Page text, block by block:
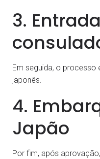
3.
Em seguida, o
japonês.
4.
Japão
Por fim, após